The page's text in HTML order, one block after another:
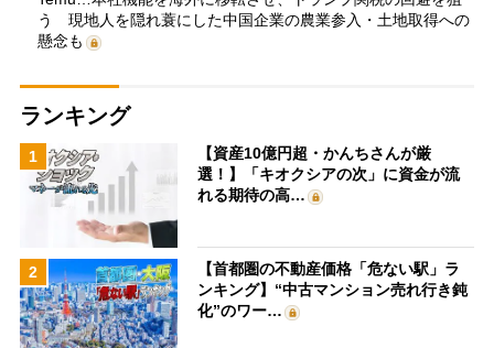
う 現地人を隠れ蓑にした中国企業の農業参入・土地取得への
懸念も
ランキング
1
【資産10億円超・かんちさんが厳
選！】「キオクシアの次」に資金が流
れる期待の高…
2
【首都圏の不動産価格「危ない駅」ラ
ンキング】“中古マンション売れ行き鈍
化”のワー…